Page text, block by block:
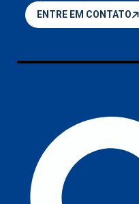
ENTRE EM CONTATO